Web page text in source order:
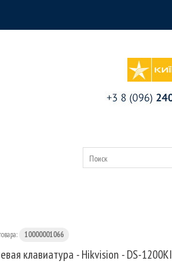
10000001066
клавиатура - Hikvision - DS-1200KI